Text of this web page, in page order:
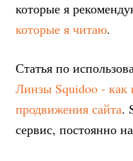
которые я
которые я читаю.
Статья по
Линзы Squidoo - как
продвижения сайта.
сервис, постоянно